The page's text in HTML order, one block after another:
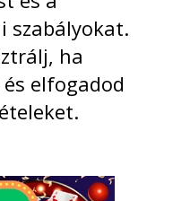
szabályokat.
ha
elfogadod